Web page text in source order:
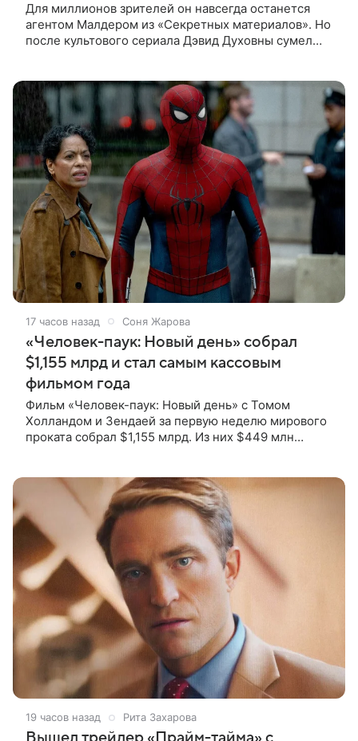
Для миллионов зрителей он навсегда останется
агентом Малдером из «Секретных материалов». Но
после культового сериала Дэвид Духовны сумел
17 часов назад Соня Жарова
«Человек-паук: Новый день» собрал
$1,155 млрд и стал самым кассовым
фильмом года
Фильм «Человек-паук: Новый день» с Томом
Холландом и Зендаей за первую неделю мирового
проката собрал $1,155 млрд. Из них $449 млн
19 часов назад Рита Захарова